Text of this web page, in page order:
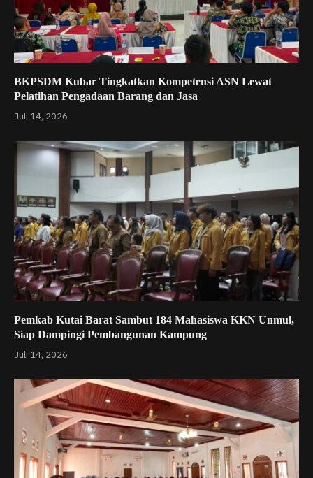
BKPSDM Kubar Tingkatkan Kompetensi ASN Lewat
Pelatihan Pengadaan Barang dan Jasa
Juli 14, 2026
Pemkab Kutai Barat Sambut 184 Mahasiswa KKN Unmul,
Siap Dampingi Pembangunan Kampung
Juli 14, 2026